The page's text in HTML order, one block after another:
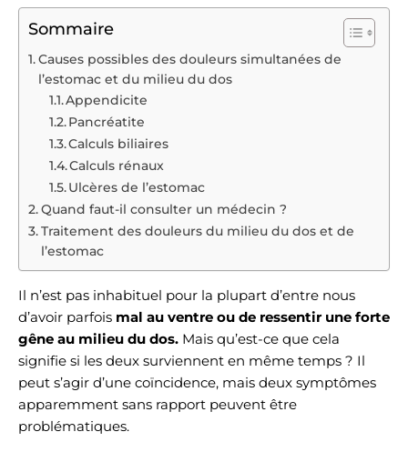
Sommaire
Causes possibles des douleurs simultanées de
l’estomac et du milieu du dos
Appendicite
Pancréatite
Calculs biliaires
Calculs rénaux
Ulcères de l’estomac
Quand faut-il consulter un médecin ?
Traitement des douleurs du milieu du dos et de
l’estomac
Il n’est pas inhabituel pour la plupart d’entre nous
d’avoir parfois mal au ventre ou de ressentir une forte
gêne au milieu du dos. Mais qu’est-ce que cela
signifie si les deux surviennent en même temps ? Il
peut s’agir d’une coïncidence, mais deux symptômes
apparemment sans rapport peuvent être
problématiques.